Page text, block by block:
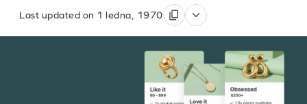
Last updated on 1 ledna, 1970